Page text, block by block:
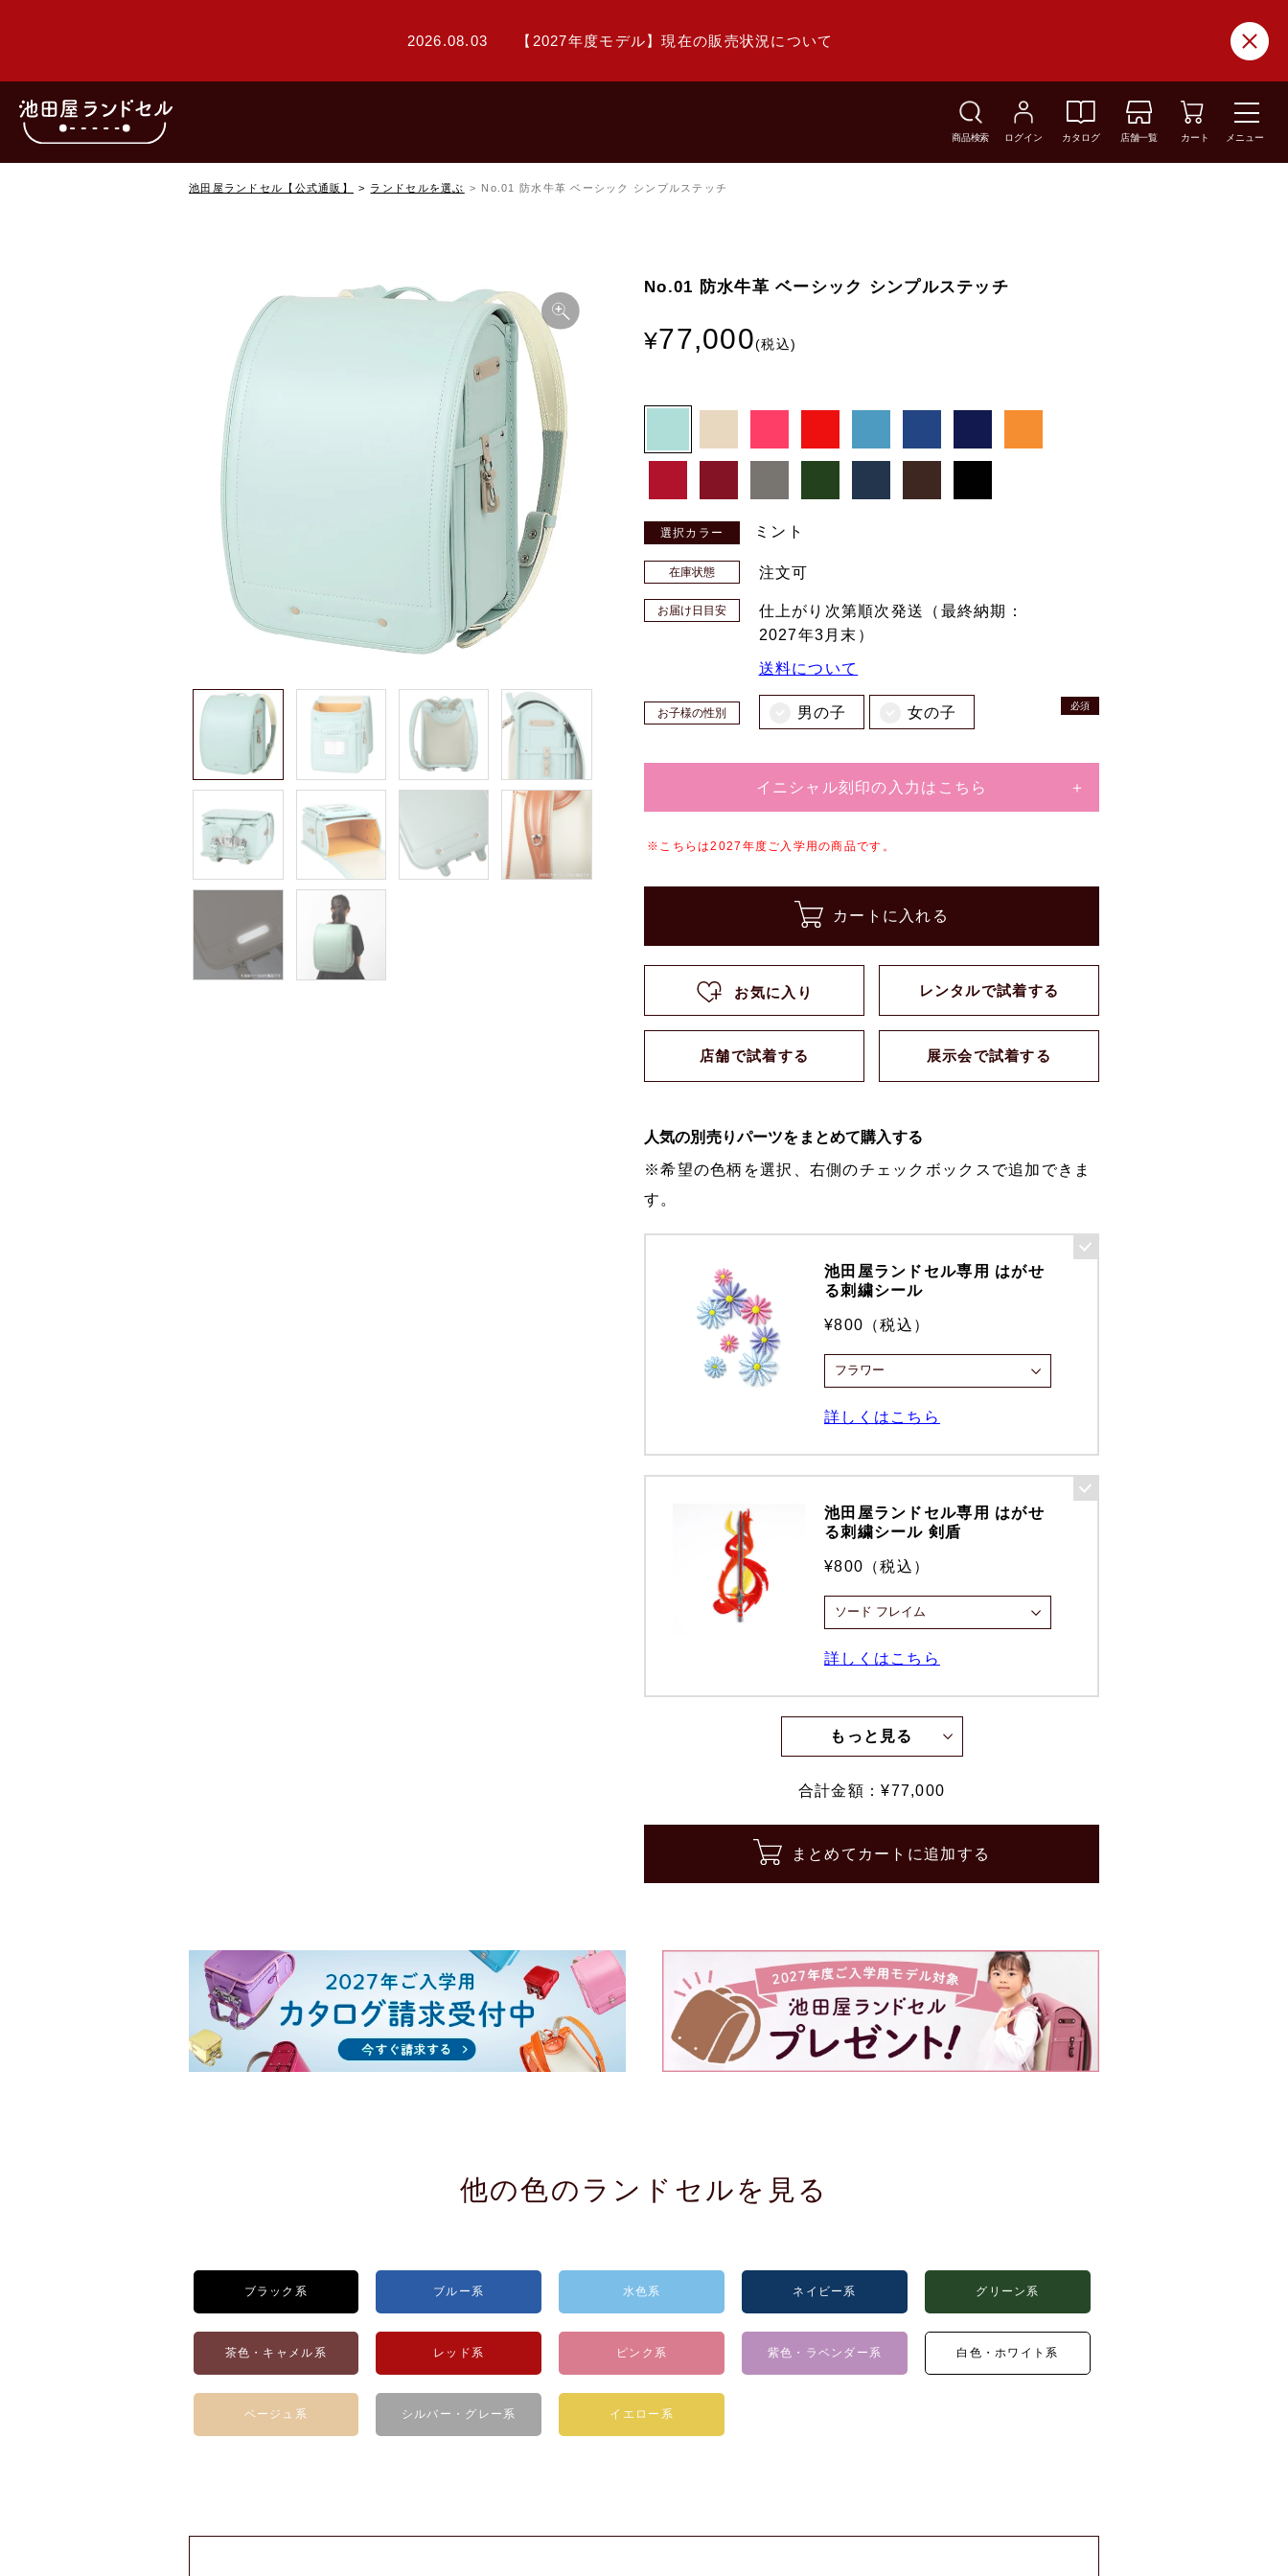
2026.08.03 【2027年度モデル】現在の販売状況について
商品検索 ログイン カタログ 店舗一覧 カート メニュー
池田屋ランドセル【公式通販】 ランドセルを選ぶ No.01 防水牛革 ベーシック シンプルステッチ
No.01 防水牛革 ベーシック シンプルステッチ
77,000
ミント
在庫状態 注文可
お届け日目安
仕上がり次第順次発送（最終納期：
2027年3月末）
送料について
お子様の性別
必須
男の子 女の子
イニシャル刻印の入力はこちら
※こちらは2027年度ご入学用の商品です。
カートに入れる
お気に入り レンタルで試着する
店舗で試着する 展示会で試着する
人気の別売りパーツをまとめて購入する
※希望の色柄を選択、右側のチェックボックスで追加できま
す。
池田屋ランドセル専用 はがせ
る刺繍シール
¥800（税込）
詳しくはこちら
池田屋ランドセル専用 はがせ
る刺繍シール 剣盾
¥800（税込）
詳しくはこちら
もっと見る
合計金額：¥77,000
まとめてカートに追加する
他の色のランドセルを見る
ブラック系 ブルー系 水色系 ネイビー系 グリーン系
茶色・キャメル系 レッド系 ピンク系 紫色・ラベンダー系 白色・ホワイト系
ベージュ系 シルバー・グレー系 イエロー系